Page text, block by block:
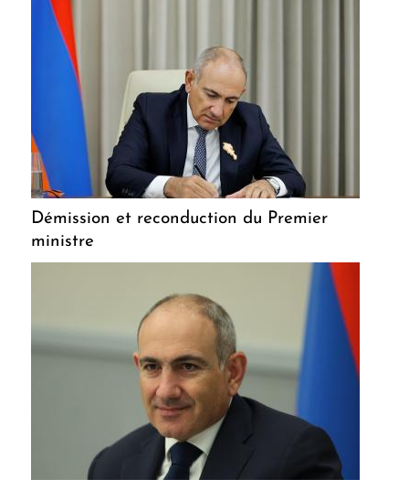
Démission et reconduction du Premier
ministre